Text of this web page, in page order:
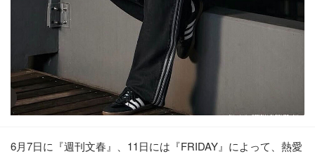
6月7日に『週刊文春』、11日には『FRIDAY』によって、熱愛